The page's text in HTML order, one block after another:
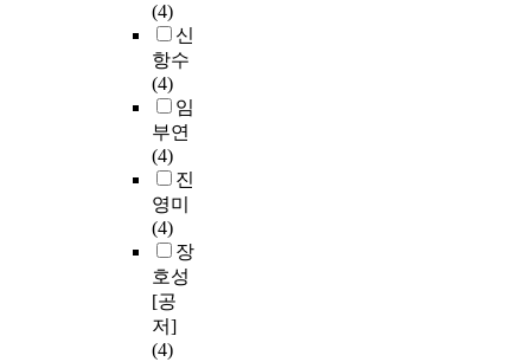
(4)
신
항수
(4)
임
부연
(4)
진
영미
(4)
장
호성
[공
저]
(4)